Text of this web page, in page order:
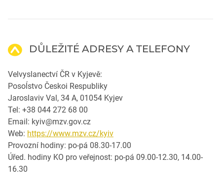
DŮLEŽITÉ ADRESY A TELEFONY
Velvyslanectví ČR v Kyjevě:
Posoĺstvo Českoi Respubliky
Jaroslaviv Val, 34 A, 01054 Kyjev
Tel: +38 044 272 68 00
Email: kyiv@mzv.gov.cz
Web: https://www.mzv.cz/kyiv
Provozní hodiny: po-pá 08.30-17.00
Úřed. hodiny KO pro veřejnost: po-pá 09.00-12.30, 14.00-
16.30